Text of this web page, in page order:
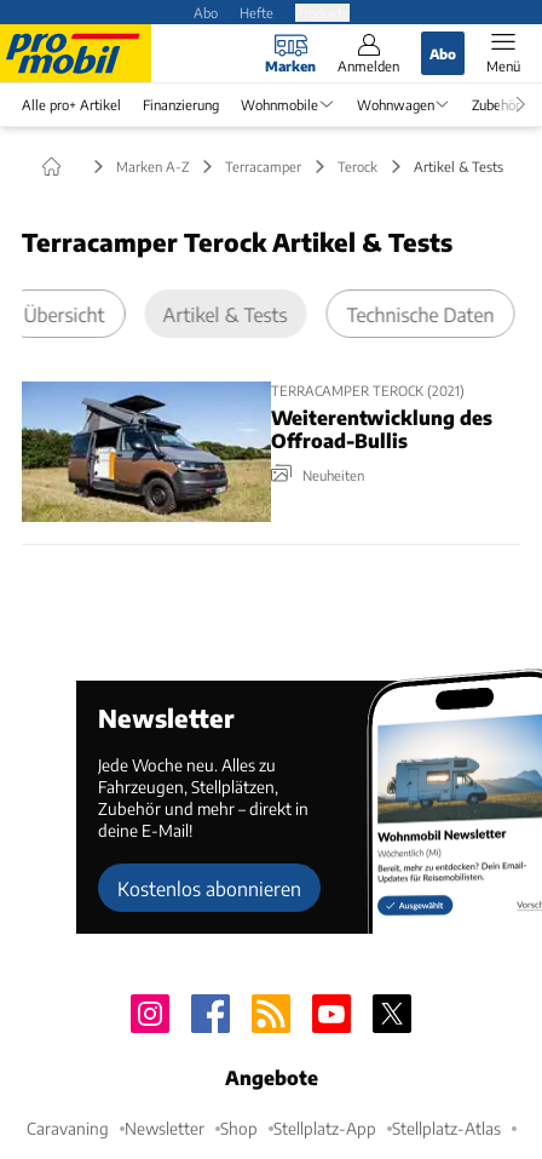
Abo Hefte
Marken Anmelden
Abo
Menü
Alle pro+ Artikel Finanzierung Wohnmobile Wohnwagen Zubehör
Marken A-Z Terracamper Terock Artikel & Tests
Terracamper Terock Artikel & Tests
Übersicht Artikel & Tests Technische Daten
TERRACAMPER TEROCK (2021)
Weiterentwicklung des
Offroad-Bullis
Neuheiten
Newsletter
Jede Woche neu. Alles zu
Fahrzeugen, Stellplätzen,
Zubehör und mehr – direkt in
deine E-Mail!
Kostenlos abonnieren
Angebote
Caravaning Newsletter Shop Stellplatz-App Stellplatz-Atlas